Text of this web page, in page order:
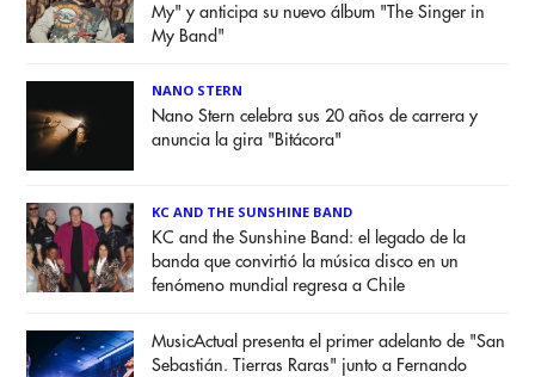
My" y anticipa su nuevo álbum "The Singer in
My Band"
NANO STERN
Nano Stern celebra sus 20 años de carrera y
anuncia la gira "Bitácora"
KC AND THE SUNSHINE BAND
KC and the Sunshine Band: el legado de la
banda que convirtió la música disco en un
fenómeno mundial regresa a Chile
MusicActual presenta el primer adelanto de "San
Sebastián. Tierras Raras" junto a Fernando